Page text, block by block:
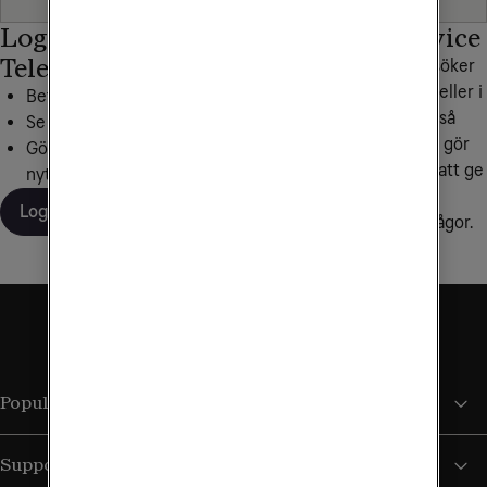
Logga in på Mitt
Tele2
Betala dina fakturor
Se din surfförbrukning
Gör inställningar, beställ
nytt SIM och mer
Logga in
Personlig service
Hittar du inte det du söker
under frågor och svar eller i
någon av våra artiklar så
hjälper vi dig gärna. Vi gör
alltid vårt yttersta för att ge
snabba svar på dina frågor.
Populära sidor
Support